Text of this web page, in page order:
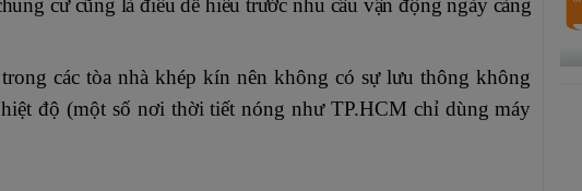
cư cũng là điều dễ hiểu trước nhu cầu vận động ngày càng
các tòa nhà khép kín nên không có sự lưu thông không
độ (một số nơi thời tiết nóng như TP.HCM chỉ dùng máy